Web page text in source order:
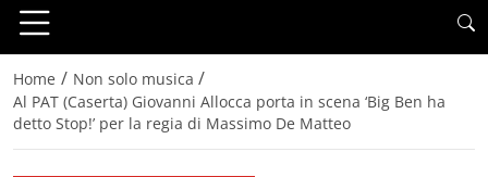
Home / Non solo musica /
Al PAT (Caserta) Giovanni Allocca porta in scena ‘Big Ben ha
detto Stop!’ per la regia di Massimo De Matteo